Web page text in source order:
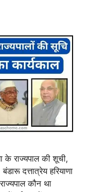
राज्यपाल की शूची,
दत्तात्रेय हरियाणा
कौन था